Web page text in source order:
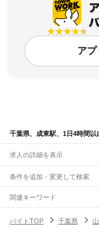
アプ
千葉県、成東駅、1日4時間
求人の詳細を表示
条件を追加・変更して検索
市区町村を追加・変更
千葉県すべて
駅を追加・変更
関連キーワード
バイトTOP
千葉県